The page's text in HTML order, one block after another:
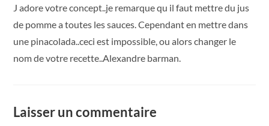
J adore votre concept..je remarque qu il faut mettre du jus
de pomme a toutes les sauces. Cependant en mettre dans
une pinacolada..ceci est impossible, ou alors changer le
nom de votre recette..Alexandre barman.
Laisser un commentaire